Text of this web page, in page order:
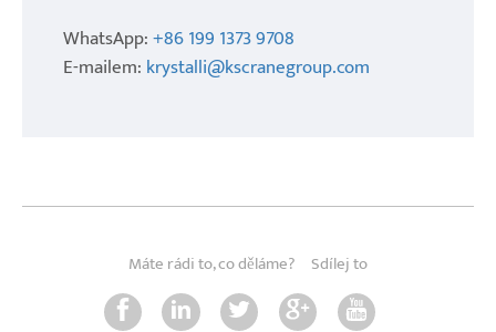
WhatsApp:+86 199 1373 9708
E-mailem: krystalli@kscranegroup.com
Máte rádi to, co děláme? Sdílej to